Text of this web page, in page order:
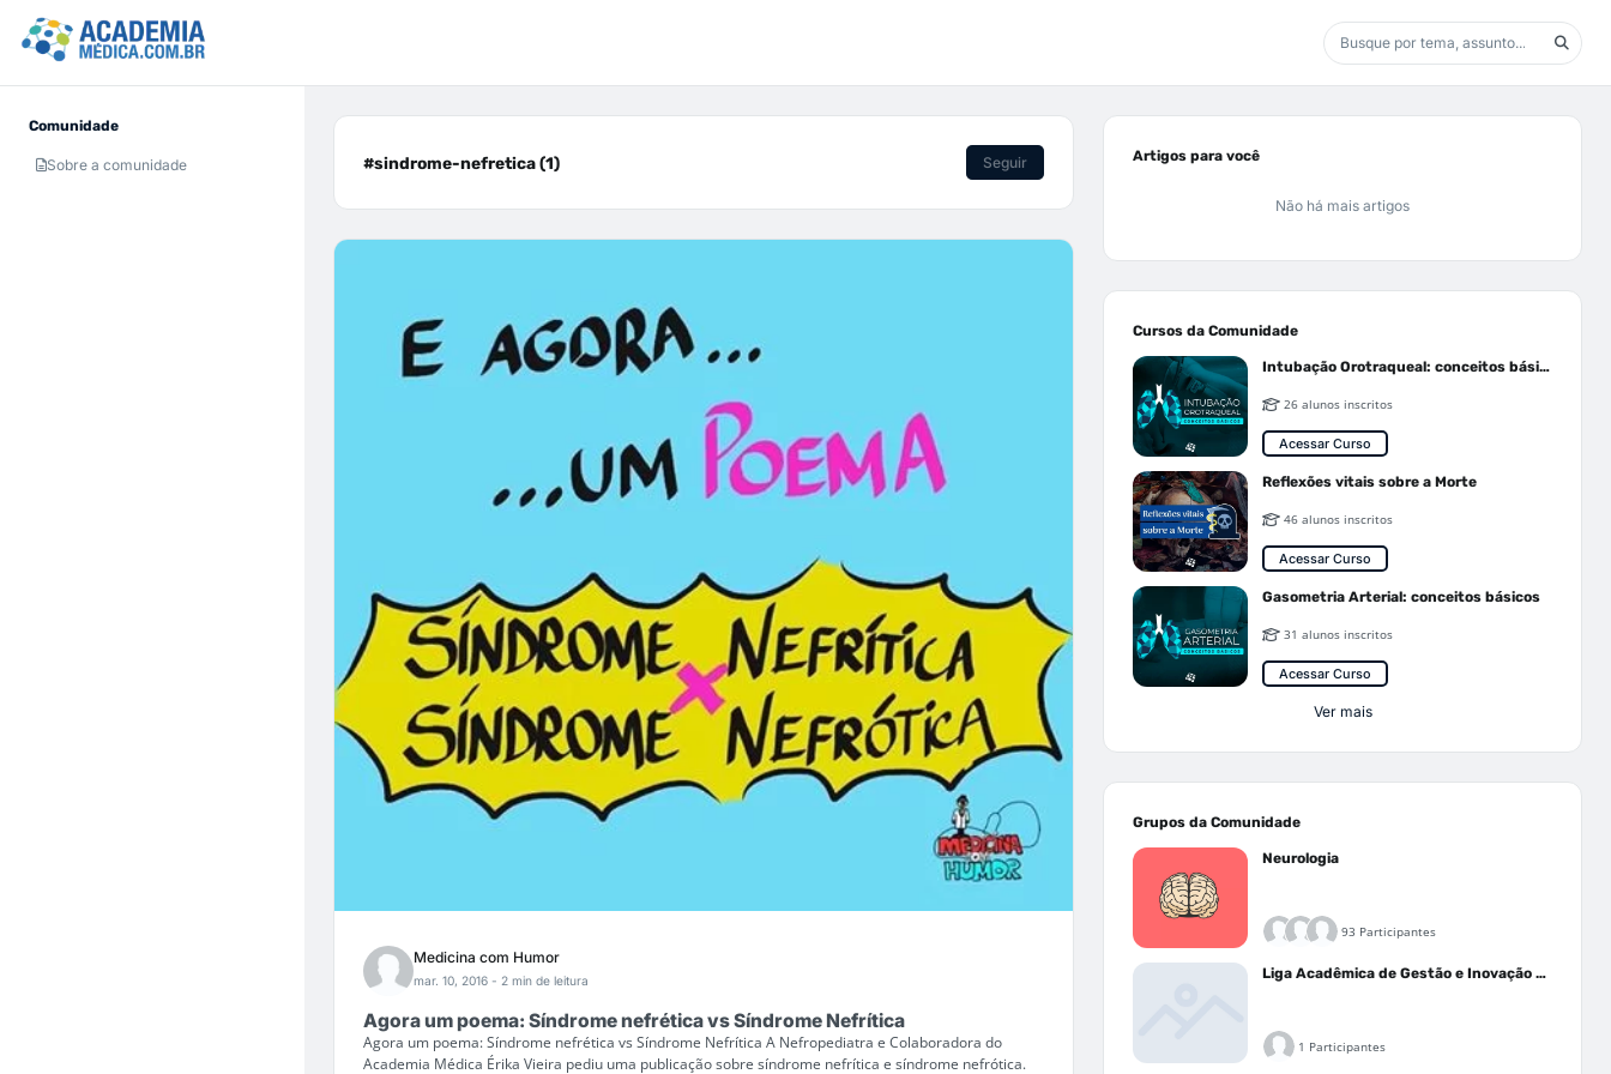
Comunidade
Sobre a comunidade #sindrome-nefretica (1) Seguir
Medicina com Humor
mar. 10, 2016 - 2 min de leitura
Agora um poema: Síndrome nefrética vs Síndrome Nefrítica
Agora um poema: Síndrome nefrética vs Síndrome Nefrítica A Nefropediatra e Colaboradora do
Academia Médica Érika Vieira pediu uma publicação sobre síndrome nefrítica e síndrome nefrótica.
Artigos para você
Não há mais artigos
Cursos da Comunidade
Intubação Orotraqueal: conceitos básicos
26 alunos inscritos
Acessar Curso
Reflexões vitais sobre a Morte
46 alunos inscritos
Acessar Curso
Gasometria Arterial: conceitos básicos
31 alunos inscritos
Acessar Curso
Ver mais
Grupos da Comunidade
Neurologia
93 Participantes
Liga Acadêmica de Gestão e Inovação Médica - LAGIM
1 Participantes